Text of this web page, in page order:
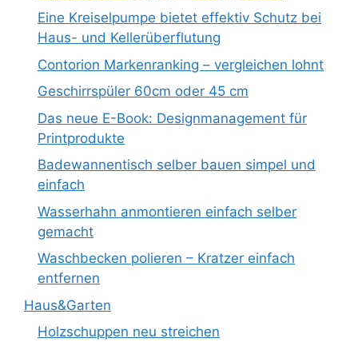
Eine Kreiselpumpe bietet effektiv Schutz bei
Haus- und Kellerüberflutung
Contorion Markenranking – vergleichen lohnt
Geschirrspüler 60cm oder 45 cm
Das neue E-Book: Designmanagement für
Printprodukte
Badewannentisch selber bauen simpel und
einfach
Wasserhahn anmontieren einfach selber
gemacht
Waschbecken polieren – Kratzer einfach
entfernen
Haus&Garten
Holzschuppen neu streichen